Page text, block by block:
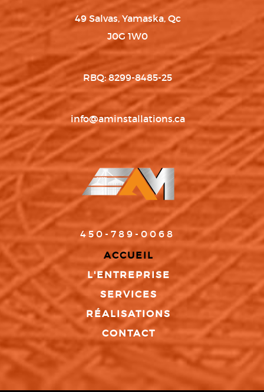
49 Salvas, Yamaska, Qc
J0G 1W0
RBQ: 8299-8485-25
info@aminstallations.ca
450-789-0068
ACCUEIL
L'ENTREPRISE
SERVICES
RÉALISATIONS
CONTACT